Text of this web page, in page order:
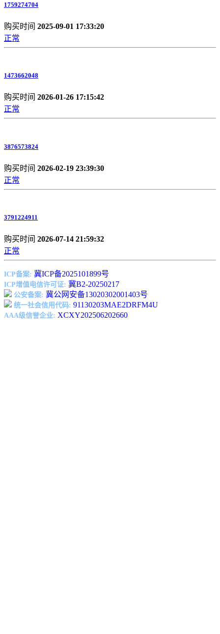
1759274704
购买时间 2025-09-01 17:33:20
正常
1473662048
购买时间 2026-01-26 17:15:42
正常
3876573824
购买时间 2026-02-19 23:39:30
正常
3791224911
购买时间 2026-07-14 21:59:32
正常
ICP备案: 冀ICP备2025101899号
ICP增值电信许可证: 冀B2-20250217
公安备案: 冀公网安备13020302001403号
统一社会信用代码: 91130203MAE2DRFM4U
AAA级信誉企业: XCXY202506202660